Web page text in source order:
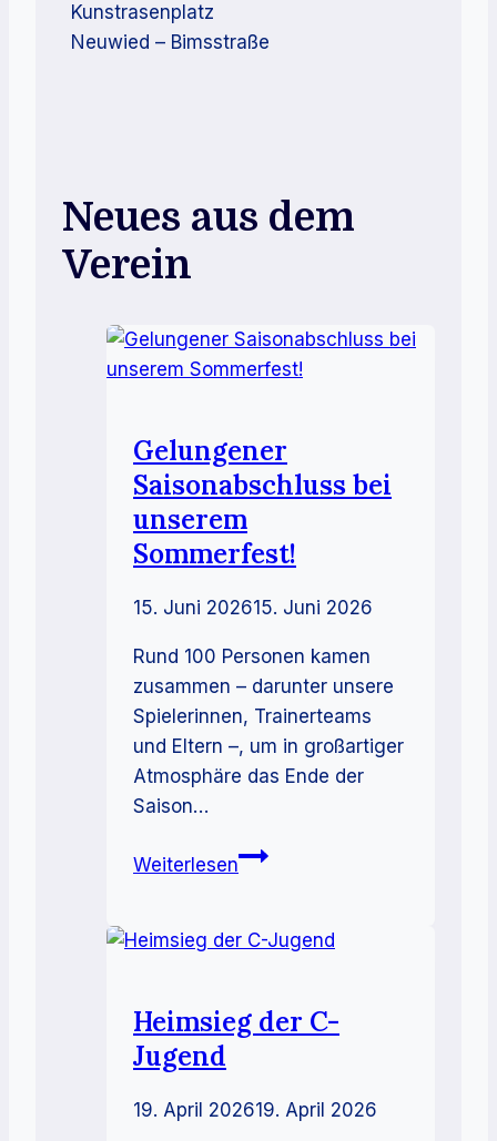
Kunstrasenplatz
Neuwied – Bimsstraße
Neues aus dem
Verein
Gelungener
Saisonabschluss bei
unserem
Sommerfest!
15. Juni 202615. Juni 2026
Rund 100 Personen kamen
zusammen – darunter unsere
Spielerinnen, Trainerteams
und Eltern –, um in großartiger
Atmosphäre das Ende der
Saison…
WeiterlesenGelungener
unserem
Heimsieg der C-
Jugend
19. April 202619. April 2026